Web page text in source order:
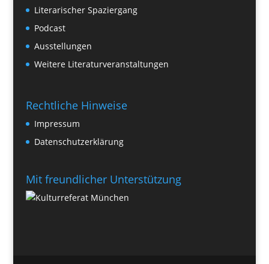
Literarischer Spaziergang
Podcast
Ausstellungen
Weitere Literaturveranstaltungen
Rechtliche Hinweise
Impressum
Datenschutzerklärung
Mit freundlicher Unterstützung